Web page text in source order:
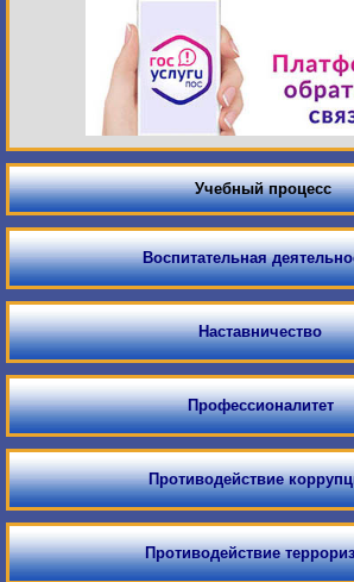
Учебный процесс
Воспитательная
Наставничество
Профессионалитет
Противодействие
Противодействие